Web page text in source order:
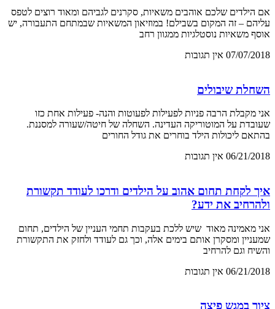
אם הילדים שלכם אוהבים משאיות, סקרנים לגביהם ומאוד רוצים לטפס
עליהם – זה המקום בשבילם! במוזיאון המשאיות שבמתחם התעבורה, יש
אוסף משאיות נוסטלגיות ממגוון רחב
07/07/2018 אין תגובות
השחלת שיבולים
אני מקבלת הרבה פניות לפעילות לפעוטות והנה- פעילות אחת כזו
שעובדת על המוטוריקה העדינה. השחלה של חיטה/שעורה למסננת.
בהתאם ליכולות הילד בוחרים את גודל החורים
06/21/2018 אין תגובות
איך לקחת תחום אהוב על הילדים ודרכו לעודד תקשורת
ולהרחיב את ידע?
אני מאמינה מאוד שיש ללכת בעקבות תחמי העניין של הילדים, תחום
שמעניין ומסקרן אותם בימים אלה, וכך גם לעודד ולחזק את התקשורת
והשיח וגם להרחיב
06/21/2018 אין תגובות
ציור במגש פיצה